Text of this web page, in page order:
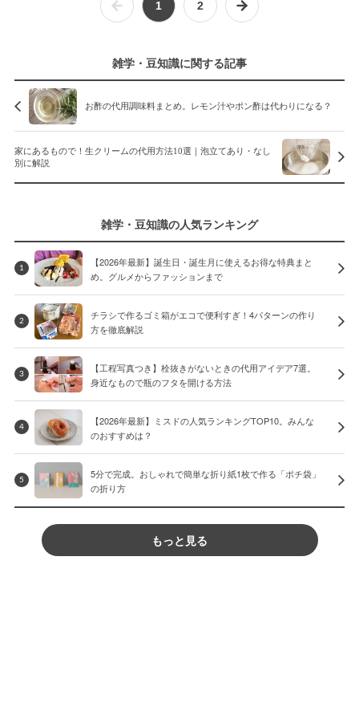
1 2
雑学・豆知識に関する記事
お酢の代用調味料まとめ。レモン汁やポン酢は代わりになる？
家にあるもので！生クリームの代用方法10選｜泡立てあり・なし
別に解説
雑学・豆知識の人気ランキング
1
【2026年最新】誕生日・誕生月に使えるお得な特典まと
め。グルメからファッションまで
2
チラシで作るゴミ箱がエコで便利すぎ！4パターンの作り
方を徹底解説
3
【工程写真つき】栓抜きがないときの代用アイデア7選。
身近なもので瓶のフタを開ける方法
4
【2026年最新】ミスドの人気ランキングTOP10。みんな
のおすすめは？
5
5分で完成。おしゃれで簡単な折り紙1枚で作る「ポチ袋」
の折り方
もっと見る